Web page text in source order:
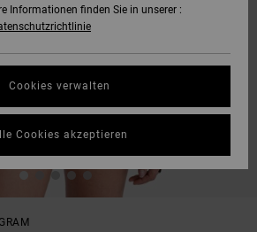
Informationen finden Sie in unserer :
Cookies verwalten
Cookies akzeptieren